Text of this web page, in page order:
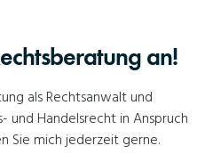
an!
als Rechtsanwalt und
und Handelsrecht in Anspruch
Sie mich jederzeit gerne.